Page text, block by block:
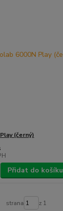
(černý)
Přidat do košíku
strana z 1